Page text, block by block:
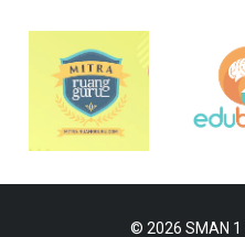
© 2026 SMAN 1